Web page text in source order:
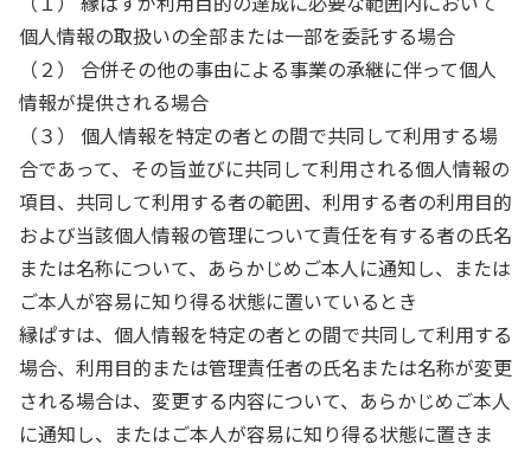
個人情報の取扱いの全部または一部を委託する場合
（２） 合併その他の事由による事業の承継に伴って個人
情報が提供される場合
（３） 個人情報を特定の者との間で共同して利用する場
合であって、その旨並びに共同して利用される個人情報の
項目、共同して利用する者の範囲、利用する者の利用目的
および当該個人情報の管理について責任を有する者の氏名
または名称について、あらかじめご本人に通知し、または
ご本人が容易に知り得る状態に置いているとき
縁ぱすは、個人情報を特定の者との間で共同して利用する
場合、利用目的または管理責任者の氏名または名称が変更
される場合は、変更する内容について、あらかじめご本人
に通知し、またはご本人が容易に知り得る状態に置きま